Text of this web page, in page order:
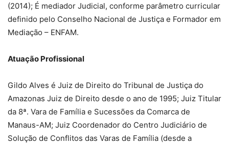
(2014); É mediador Judicial, conforme parâmetro curricular
definido pelo Conselho Nacional de Justiça e Formador em
Mediação – ENFAM.
Atuação Profissional
Gildo Alves é Juiz de Direito do Tribunal de Justiça do
Amazonas Juiz de Direito desde o ano de 1995; Juiz Titular
da 8ª. Vara de Família e Sucessões da Comarca de
Manaus-AM; Juiz Coordenador do Centro Judiciário de
Solução de Conflitos das Varas de Família (desde a